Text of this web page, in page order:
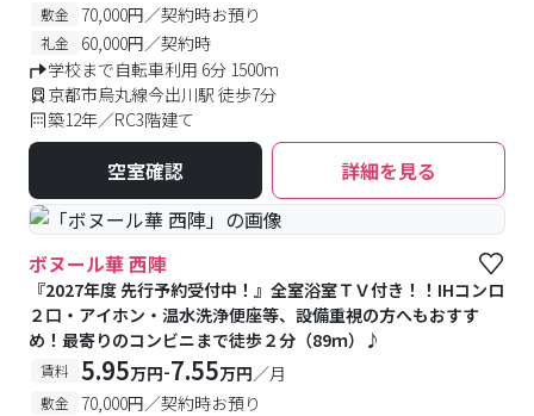
敷金 70,000円／契約時お預り
礼金
60,000円／契約時
学校まで自転車利用 6分 1500m
京都市烏丸線今出川駅 徒歩7分
築12年／RC3階建て
空室確認 詳細を見る
ボヌール華 西陣
『2027年度 先行予約受付中！』全室浴室ＴＶ付き！！IHコンロ
２⼝・アイホン・温⽔洗浄便座等、設備重視の⽅へもおすす
め！最寄りのコンビニまで徒歩２分（89ｍ）♪
賃料 5.95万円-7.55万円／月
敷金 70,000円／契約時お預り